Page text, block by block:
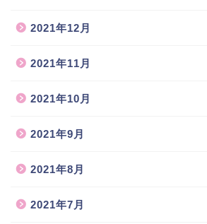
2021年12月
2021年11月
2021年10月
2021年9月
2021年8月
2021年7月